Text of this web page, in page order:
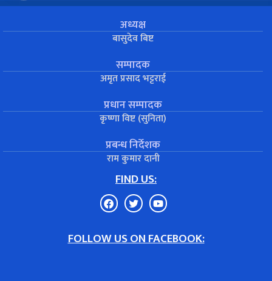
अध्यक्ष
बासुदेव बिष्ट
सम्पादक
अमृत प्रसाद भट्टराई
प्रधान सम्पादक
कृष्णा विष्ट (सुनिता)
प्रबन्ध निर्देशक
राम कुमार दानी
FIND US:
FOLLOW US ON FACEBOOK: